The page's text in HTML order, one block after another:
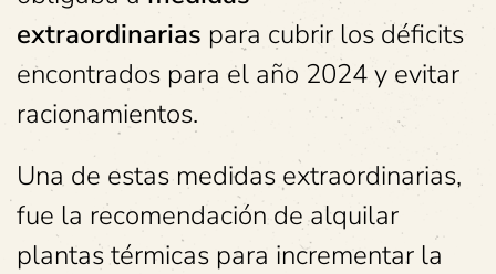
extraordinarias para cubrir los déficits
encontrados para el año 2024 y evitar
racionamientos.
Una de estas medidas extraordinarias,
fue la recomendación de alquilar
plantas térmicas para incrementar la